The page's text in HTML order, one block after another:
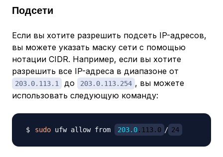
Подсети
Если вы хотите разрешить подсеть IP-адресов,
вы можете указать маску сети с помощью
нотации CIDR. Например, если вы хотите
разрешить все IP-адреса в диапазоне от
203.0.113.1 до 203.0.113.254 , вы можете
использовать следующую команду:
sudo ufw allow from 203.0.113.0 / 24